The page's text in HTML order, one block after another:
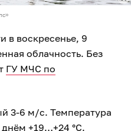
в воскресенье, 9
облачность. Без
ГУ МЧС по
3-6 м/с. Температура
+19…+24 °C.